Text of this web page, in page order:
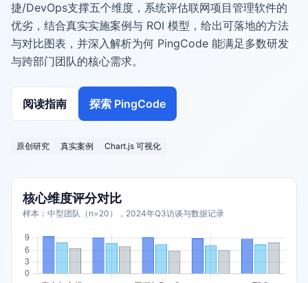
捷/DevOps支撑五个维度，系统评估联网项目管理软件的
优劣，结合真实实施案例与 ROI 模型，给出可落地的方法
与对比图表，并深入解析为何 PingCode 能满足多数研发
与跨部门团队的核心需求。
阅读指南 探索 PingCode
原创研究 真实案例 Chart.js 可视化
核心维度评分对比
样本：中型团队（n=20），2024年Q3访谈与数据记录